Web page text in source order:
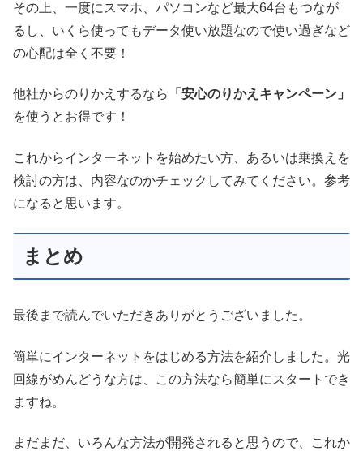
その上、一度にスマホ、パソコンなど最大64台もつなが
るし、いくら使ってもデータ使い放題なので使い過ぎなど
の心配は全く不要！
他社からのりかえするなら
「安心のりかえキャンペーン」
を使うとお得です！
これからインターネットを始めたい方、あるいは乗換えを
検討の方は、内容なのかチェックしてみてください。参考
になると思います。
まとめ
最後まで読んでいただきありがとうございました。
簡単にインターネットをはじめる方法を紹介しました。光
回線がめんどうな方は、この方法なら簡単にスタートでき
ますね。
まだまだ、いろんな方法が開発されると思うので、これか